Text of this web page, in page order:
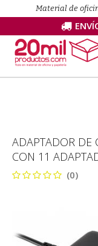
Material de
ADAPTADOR DE
CON 11
(0)